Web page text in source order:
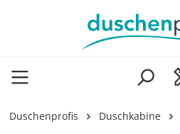
Zum Hauptinhalt springen
Duschenprofis Duschkabine